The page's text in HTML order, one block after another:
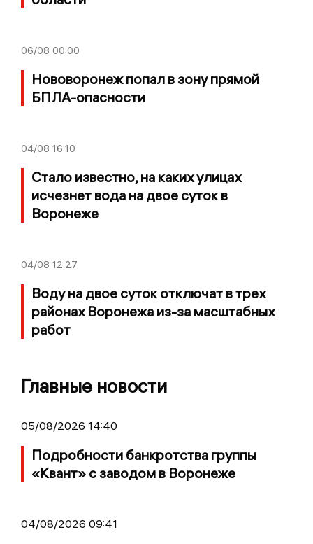
06/08 00:00
Нововоронеж попал в зону прямой
БПЛА-опасности
04/08 16:10
Стало известно, на каких улицах
исчезнет вода на двое суток в
Воронеже
04/08 12:27
Воду на двое суток отключат в трех
районах Воронежа из-за масштабных
работ
Главные новости
05/08/2026 14:40
Подробности банкротства группы
«Квант» с заводом в Воронеже
04/08/2026 09:41